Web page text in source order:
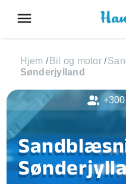
menu
Hjem / Bil og motor /
Sønderjylland